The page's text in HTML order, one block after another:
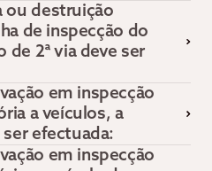
ou destruição
de inspecção do
de 2ª via deve ser
em inspecção
a veículos, a
efectuada:
em inspecção